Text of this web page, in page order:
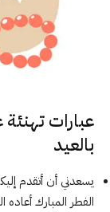
عبارات
بالعيد
يسعدني أن أتقدم
الفطر المبارك أعاده